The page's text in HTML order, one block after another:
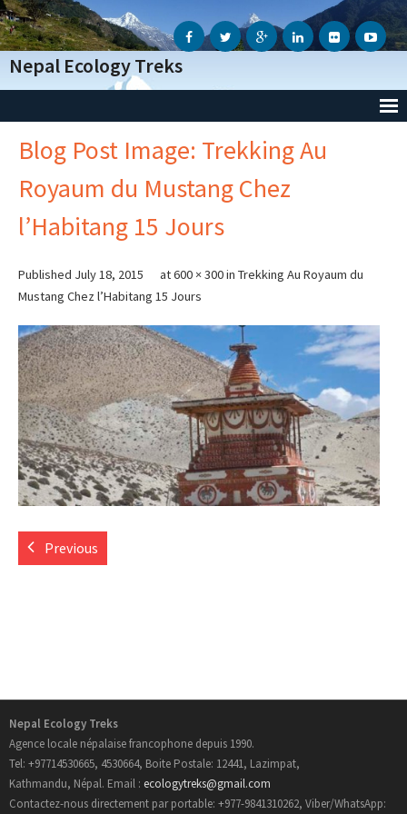
Nepal Ecology Treks
Accueil
L’Agence
- Notre Agence
- Notre Action Humanitaire
- Informations Génèrales
- Conditions Génèrales
- Informations Pratiques
- Carte du Népal
Trek au Nepal
- Trekking au Manaslu
- Trekking au Mustang
Blog Post Image: Trekking Au
Royaum du Mustang Chez
l’Habitang 15 Jours
Published July 18, 2015 at600 × 300in Trekking Au Royaum du
Mustang Chez l’Habitang 15 Jours
Previous
Nepal Ecology Treks
Agence locale népalaise francophone depuis 1990.
Tel: +97714530665, 4530664, Boite Postale: 12441, Lazimpat,
Kathmandu, Népal. Email : ecologytreks@gmail.com
Contactez-nous directement par portable: +977-9841310262, Viber/WhatsApp: